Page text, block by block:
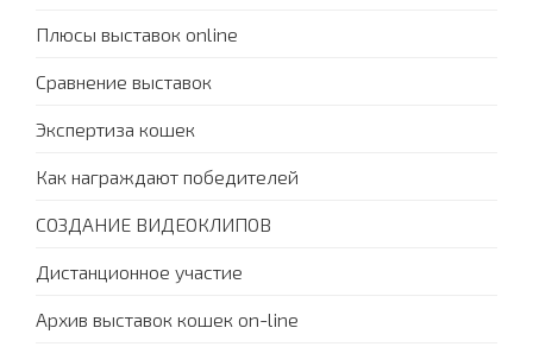
Плюсы выставок online
Сравнение выставок
Экспертиза кошек
Как награждают победителей
СОЗДАНИЕ ВИДЕОКЛИПОВ
Дистанционное участие
Архив выставок кошек on-line